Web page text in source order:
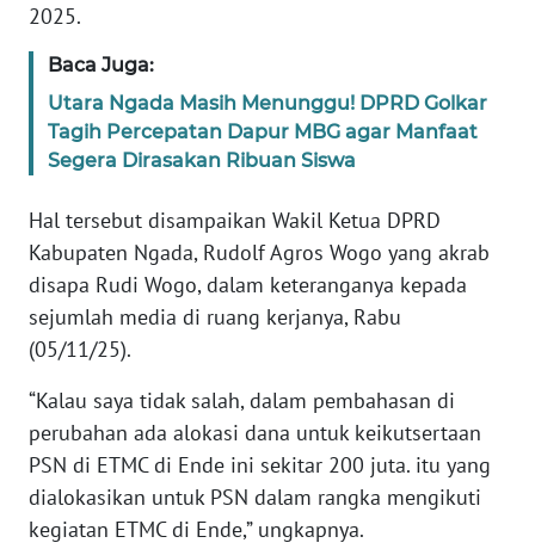
2025.
Baca Juga:
Utara Ngada Masih Menunggu! DPRD Golkar
Tagih Percepatan Dapur MBG agar Manfaat
Segera Dirasakan Ribuan Siswa
Hal tersebut disampaikan Wakil Ketua DPRD
Kabupaten Ngada, Rudolf Agros Wogo yang akrab
disapa Rudi Wogo, dalam keteranganya kepada
sejumlah media di ruang kerjanya, Rabu
(05/11/25).
“Kalau saya tidak salah, dalam pembahasan di
perubahan ada alokasi dana untuk keikutsertaan
PSN di ETMC di Ende ini sekitar 200 juta. itu yang
dialokasikan untuk PSN dalam rangka mengikuti
kegiatan ETMC di Ende,” ungkapnya.
News
Regional
WN
SUMUT
WN
JAKARTA
WN
JABAR
WN
BANTEN
WN
NTT